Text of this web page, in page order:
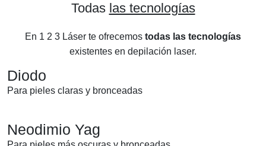
Todas las tecnologías
En 1 2 3 Láser te ofrecemos todas las tecnologías
existentes en depilación laser.
Diodo
Para pieles claras y bronceadas
Neodimio Yag